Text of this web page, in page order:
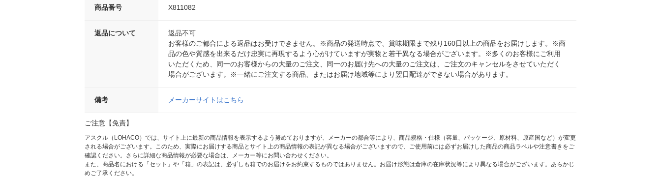
商品番号 X811082
返品について
返品不可
お客様のご都合による返品はお受けできません。※商品の発送時点で、賞味期限まで残り160日以上の商品をお届けします。※商
品の色や質感を出来るだけ忠実に再現するよう心がけていますが実物と若干異なる場合がございます。※多くのお客様にご利用
いただくため、同一のお客様からの大量のご注文、同一のお届け先への大量のご注文は、ご注文のキャンセルをさせていただく
場合がございます。※一緒にご注文する商品、またはお届け地域等により翌日配達ができない場合があります。
備考 メーカーサイトはこちら
ご注意【免責】
アスクル（LOHACO）では、サイト上に最新の商品情報を表示するよう努めておりますが、メーカーの都合等により、商品規格・仕様（容量、パッケージ、原材料、原産国など）が変更
される場合がございます。このため、実際にお届けする商品とサイト上の商品情報の表記が異なる場合がございますので、ご使用前には必ずお届けした商品の商品ラベルや注意書きをご
確認ください。さらに詳細な商品情報が必要な場合は、メーカー等にお問い合わせください。
また、商品名における「セット」や「箱」の表記は、必ずしも箱でのお届けをお約束するものではありません。お届け形態は倉庫の在庫状況等により異なる場合がございます。あらかじ
めご了承ください。